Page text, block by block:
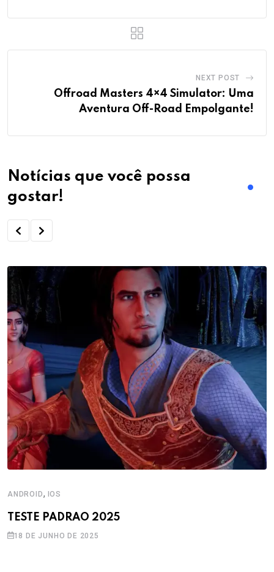
NEXT POST
Offroad Masters 4×4 Simulator: Uma
Aventura Off-Road Empolgante!
Notícias que você possa
gostar!
ANDROID, IOS
TESTE PADRAO 2025
18 DE JUNHO DE 2025